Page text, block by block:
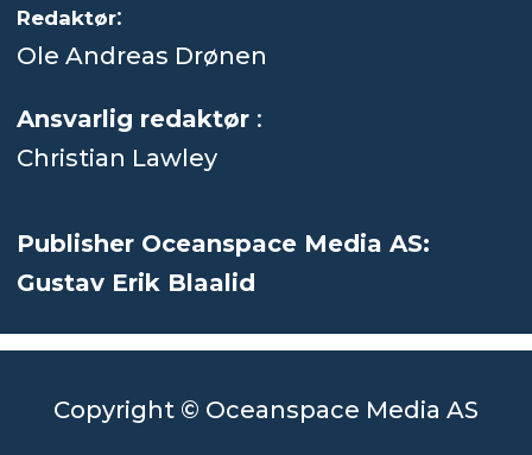
Redaktør:
Ole Andreas Drønen
Ansvarlig redaktør :
Christian Lawley
Publisher Oceanspace Media AS:
Gustav Erik Blaalid
Copyright © Oceanspace Media AS